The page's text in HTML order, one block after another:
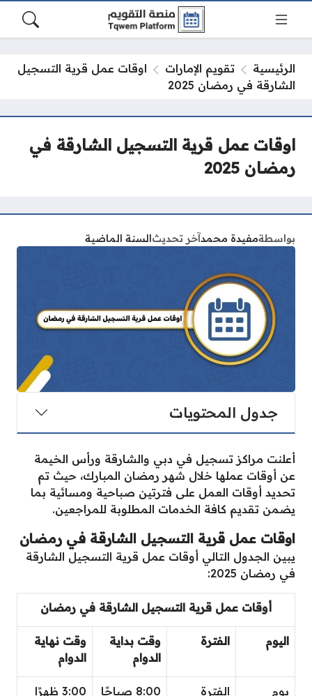
الرئيسية تقويم الإمارات
اوقات عمل قرية التسجيل
الشارقة في رمضان 2025
اوقات عمل قرية التسجيل الشارقة في
رمضان 2025
بواسطةمفيدة محمدآخر تحديثالسنة الماضية
جدول المحتويات
أعلنت مراكز تسجيل في دبي والشارقة ورأس الخيمة
عن أوقات عملها خلال شهر رمضان المبارك، حيث تم
تحديد أوقات العمل على فترتين صباحية ومسائية بما
يضمن تقديم كافة الخدمات المطلوبة للمراجعين.
اوقات عمل قرية التسجيل الشارقة في رمضان
يبين الجدول التالي أوقات عمل قرية التسجيل الشارقة
في رمضان 2025:
أوقات عمل قرية التسجيل الشارقة في رمضان
اليوم الفترة
وقت بداية
الدوام
وقت نهاية
الدوام
يوم
الفترة
8:00 صباحًا 3:00 ظهرًا